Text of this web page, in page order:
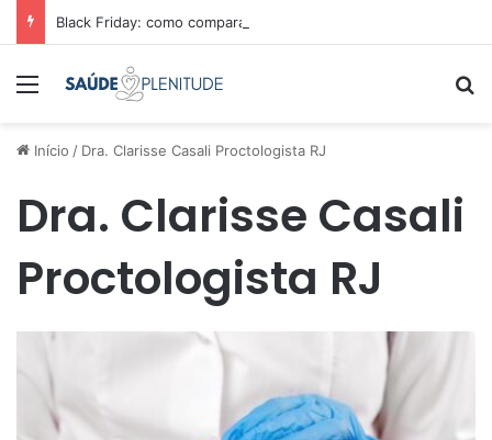
Black Friday: como comparar preços e economizar
Menu
Início / Dra. Clarisse Casali Proctologista RJ
Dra. Clarisse Casali
Proctologista RJ